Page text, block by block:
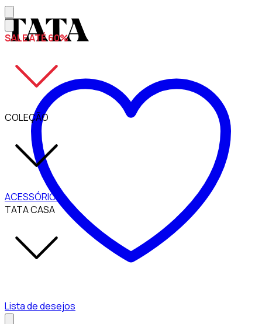
SALE ATÉ 60%
COLEÇÃO
ACESSÓRIOS
TATA CASA
Lista de desejos